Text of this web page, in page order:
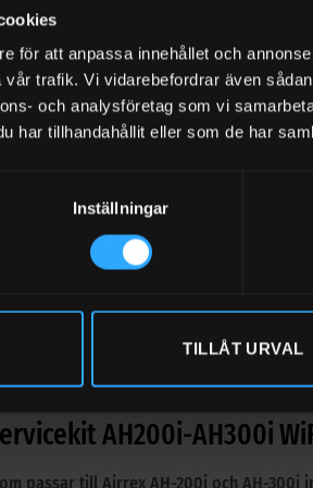
för att anpassa innehållet och
trafik. Vi vidarebefordrar även
och analysföretag som vi
har tillhandahållit eller som de har
Inställningar
TILLÅT URVAL
AH200i-AH300i WiFi mängd
AH200i-AH300i
passar till Airrex AH-200i och AH-300i